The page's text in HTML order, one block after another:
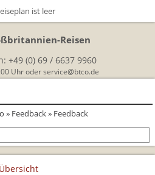
Reisen
+49 (0) 69 / 6637 9960
Uhr oder service@btco.de
» Feedback» Feedback
ist leer
Übersicht